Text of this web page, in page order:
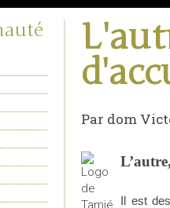
Par dom
Il est